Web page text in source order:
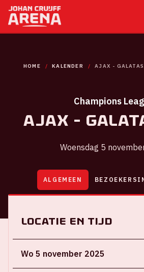
HOME KALENDER AJAX -
Champions
Ajax -
Woensdag 5
ALGEMEEN
Locatie en tijd
Wo 5 november 2025